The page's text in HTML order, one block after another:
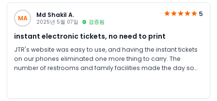
MA Md Shakil A.
2025년 5월 07일 검증됨
5
instant electronic tickets, no need to print
JTR's website was easy to use, and having the instant tickets
on our phones eliminated one more thing to carry. The
number of restrooms and family facilities made the day so